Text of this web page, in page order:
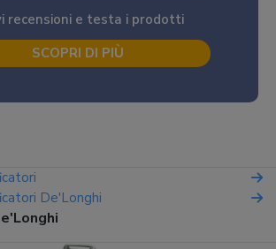
recensioni e testa i prodotti
SCOPRI DI PIÙ
De'Longhi